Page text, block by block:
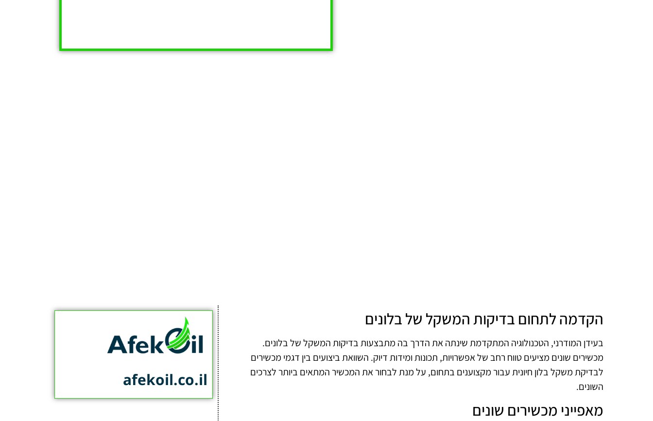
הקדמה לתחום בדיקות המשקל של בלונים
בעידן המודרני, הטכנולוגיה המתקדמת שינתה את הדרך בה מתבצעות בדיקות המשקל של בלונים.
מכשירים שונים מציעים טווח רחב של אפשרויות, תכונות ומידות דיוק. השוואת ביצועים בין דגמי מכשירים
לבדיקת משקל בלון חיונית עבור מקצוענים בתחום, על מנת לבחור את המכשיר המתאים ביותר לצרכים
השונים.
מאפייני מכשירים שונים
afekoil.co.il